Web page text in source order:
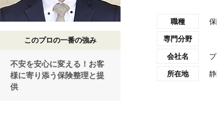
このプロの一番の強み
不安を安心に変える！お客
様に寄り添う保険整理と提
供
職種
専門分野
会社名
所在地